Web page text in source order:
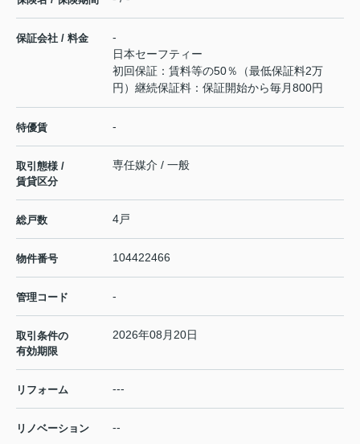
保証会社 / 料金
-
日本セーフティー
初回保証：賃料等の50％（最低保証料2万
円）継続保証料：保証開始から毎月800円
特優賃 -
取引態様 /
賃貸区分
専任媒介 / 一般
総戸数 4戸
物件番号 104422466
管理コード -
取引条件の
有効期限
2026年08月20日
リフォーム ---
リノベーション --